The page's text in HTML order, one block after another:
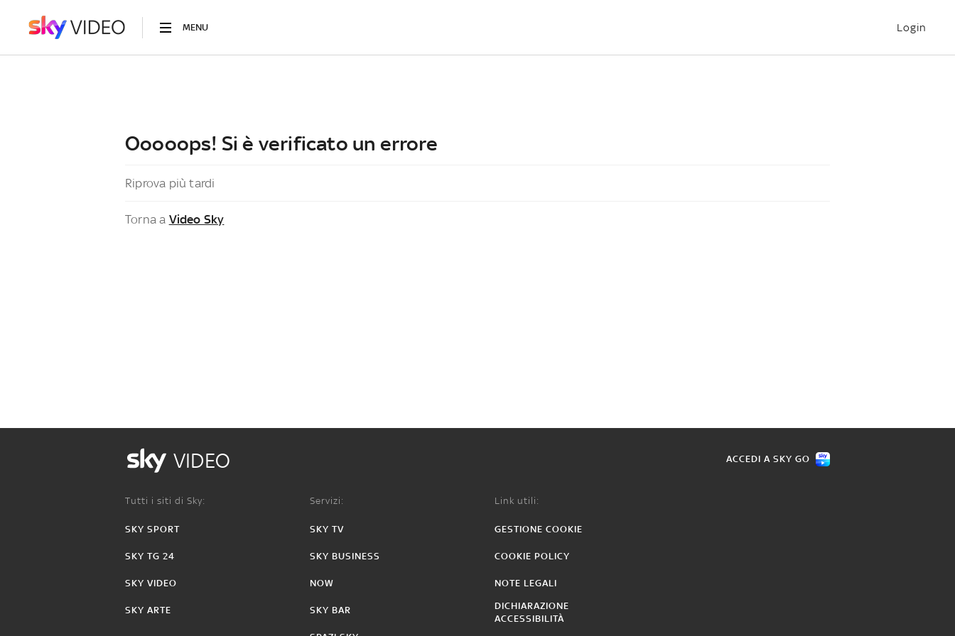
MENU Login
Ooooops! Si è verificato un errore
Riprova più tardi
Torna a Video Sky
VIDEO ACCEDI A SKY GO
Tutti i siti di Sky:
SKY SPORT
SKY TG 24
SKY VIDEO
SKY ARTE
Servizi:
SKY TV
SKY BUSINESS
NOW
SKY BAR
Link utili:
GESTIONE COOKIE
COOKIE POLICY
NOTE LEGALI
DICHIARAZIONE
ACCESSIBILITÀ